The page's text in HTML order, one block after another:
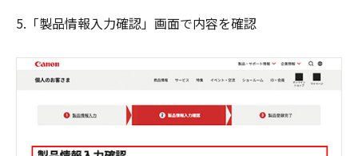
5.「製品情報入力確認」画面で内容を確認